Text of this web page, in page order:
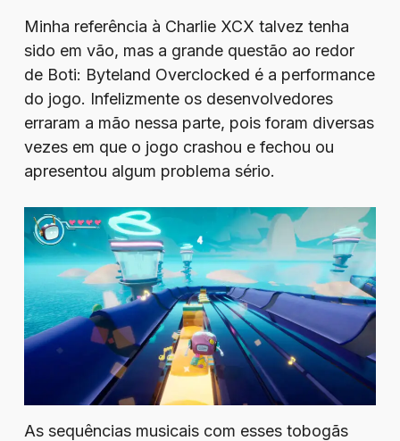
Minha referência à Charlie XCX talvez tenha
sido em vão, mas a grande questão ao redor
de Boti: Byteland Overclocked é a performance
do jogo. Infelizmente os desenvolvedores
erraram a mão nessa parte, pois foram diversas
vezes em que o jogo crashou e fechou ou
apresentou algum problema sério.
As sequências musicais com esses tobogãs